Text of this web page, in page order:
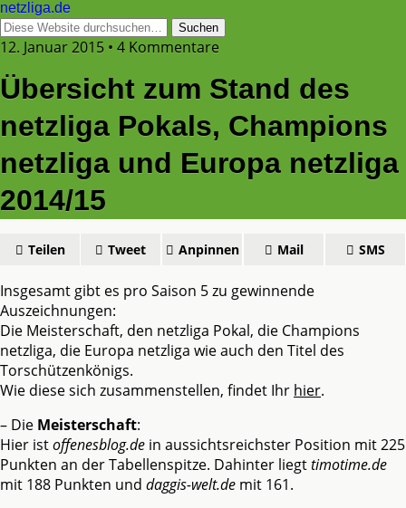
netzliga.de
12. Januar 2015 • 4 Kommentare
Übersicht zum Stand des
netzliga Pokals, Champions
netzliga und Europa netzliga
2014/15
Teilen Tweet Anpinnen Mail SMS
Insgesamt gibt es pro Saison 5 zu gewinnende
Auszeichnungen:
Die Meisterschaft, den netzliga Pokal, die Champions
netzliga, die Europa netzliga wie auch den Titel des
Torschützenkönigs.
Wie diese sich zusammenstellen, findet Ihr hier.
– Die Meisterschaft:
Hier istoffenesblog.de in aussichtsreichster Position mit 225
Punkten an der Tabellenspitze. Dahinter liegttimotime.de
mit 188 Punkten und daggis-welt.de mit 161.